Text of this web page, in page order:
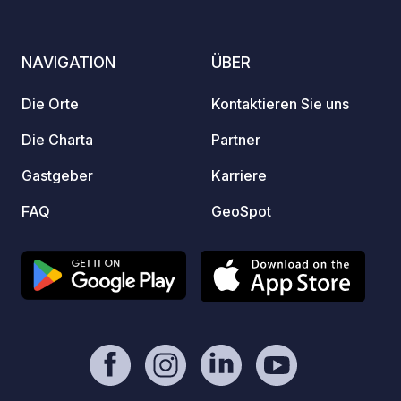
NAVIGATION
Die Orte
Die Charta
Gastgeber
FAQ
ÜBER
Kontaktieren Sie uns
Partner
Karriere
GeoSpot